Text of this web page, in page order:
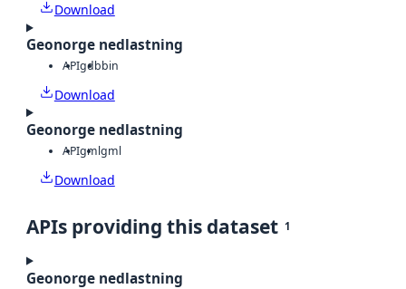
Download
Geonorge nedlastning
APIgdbbin
Download
Geonorge nedlastning
APIgmlgml
Download
APIs providing this dataset 1
Geonorge nedlastning